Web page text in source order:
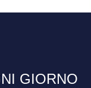
GIORNO